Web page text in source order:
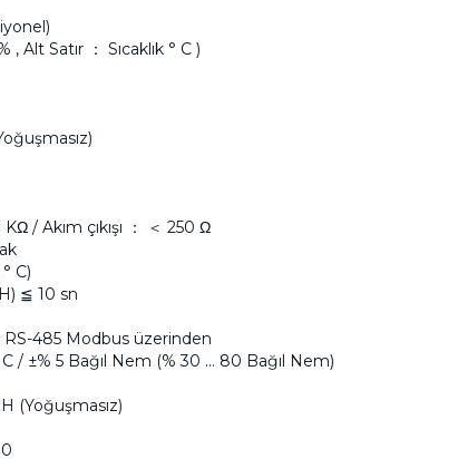
Alt Satır ： Sıcaklık ° C )
KΩ / Akım çıkışı ： ＜ 250 Ω
C)
≦ 10 sn
RS-485 Modbus üzerinden
/ ±% 5 Bağıl Nem (% 30 ... 80 Bağıl Nem)
(Yoğuşmasız)